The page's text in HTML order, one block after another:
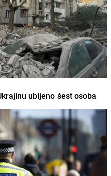
ubijeno šest osoba